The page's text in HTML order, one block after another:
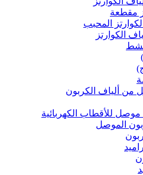
مقطعة
المحبب
الكوارتز
ألياف الكربون
موصل للأقطاب الكهربائية
الموصل